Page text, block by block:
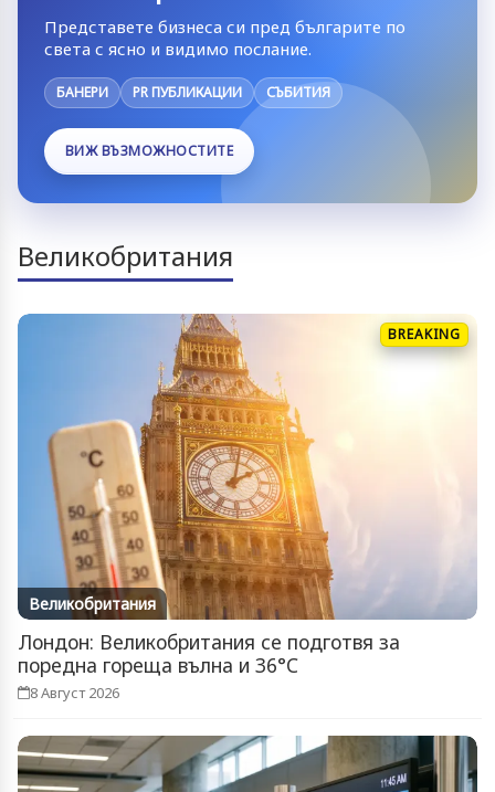
Представете бизнеса си пред българите по
света с ясно и видимо послание.
БАНЕРИ PR ПУБЛИКАЦИИ СЪБИТИЯ
ВИЖ ВЪЗМОЖНОСТИТЕ
Великобритания
BREAKING
Великобритания
Лондон: Великобритания се подготвя за
поредна гореща вълна и 36°C
8 Август 2026